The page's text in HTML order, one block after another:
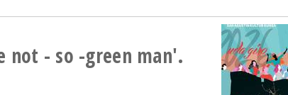
not - so -green man'.